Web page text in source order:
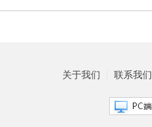
关于我们 联系我们